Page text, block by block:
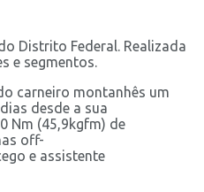
Distrito Federal. Realizada
e segmentos.
carneiro montanhês um
desde a sua
Nm (45,9kgfm) de
off-
e assistente